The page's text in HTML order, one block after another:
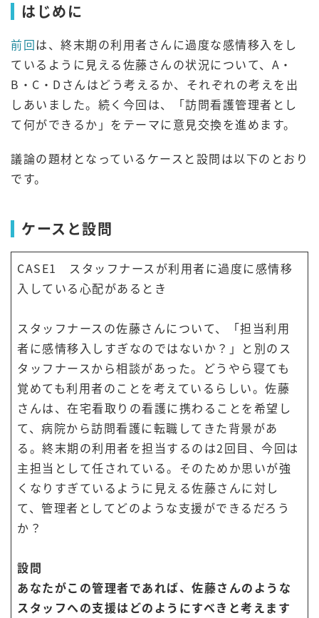
はじめに
前回は、終末期の利用者さんに過度な感情移入をし
ているように見える佐藤さんの状況について、A・
B・C・Dさんはどう考えるか、それぞれの考えを出
しあいました。続く今回は、「訪問看護管理者とし
て何ができるか」をテーマに意見交換を進めます。
議論の題材となっているケースと設問は以下のとおり
です。
ケースと設問
CASE1 スタッフナースが利用者に過度に感情移
入している心配があるとき
スタッフナースの佐藤さんについて、「担当利用
者に感情移入しすぎなのではないか？」と別のス
タッフナースから相談があった。どうやら寝ても
覚めても利用者のことを考えているらしい。佐藤
さんは、在宅看取りの看護に携わることを希望し
て、病院から訪問看護に転職してきた背景があ
る。終末期の利用者を担当するのは2回目、今回は
主担当として任されている。そのためか思いが強
くなりすぎているように見える佐藤さんに対し
て、管理者としてどのような支援ができるだろう
か？
設問
あなたがこの管理者であれば、佐藤さんのような
スタッフへの支援はどのようにすべきと考えます